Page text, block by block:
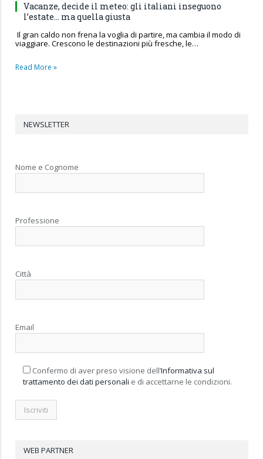
Vacanze, decide il meteo: gli italiani inseguono
l’estate… ma quella giusta
Il gran caldo non frena la voglia di partire, ma cambia il modo di
viaggiare. Crescono le destinazioni più fresche, le…
Read More »
NEWSLETTER
Nome e Cognome
Professione
Città
Email
Confermo di aver preso visione dell’Informativa sul
trattamento dei dati personali e di accettarne le condizioni.
WEB PARTNER